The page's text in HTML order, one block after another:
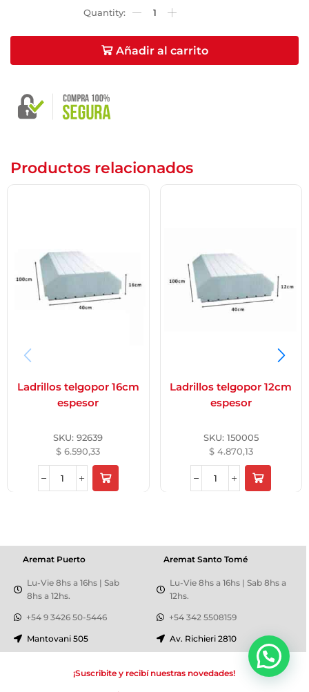
Añadir al carrito
Productos relacionados
Ladrillos telgopor 16cm
espesor
SKU:92639
$ 6.590,33
Ladrillos telgopor 12cm
espesor
SKU: 150005
$4.870,13
Aremat Santo Tomé
Lu-Vie 8hs a 16hs | Sab 8hs a
12hs.
+54 342 5508159
Av. Richieri 2810
Aremat Puerto
Lu-Vie 8hs a 16hs | Sab
8hs a 12hs.
+54 9 3426 50-5446
Mantovani 505
¡Suscribite y recibí nuestras novedades!